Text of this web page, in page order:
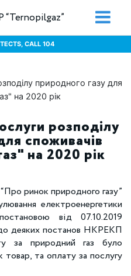
“Ternopilgaz”
CALL 104
розподілу
споживачів
на 2020 рік
ринок природного газу”
електроенергетики
від 07.10.2019
деяких постанов НКРЕКП
за природний газ було
товар, та оплату за послугу